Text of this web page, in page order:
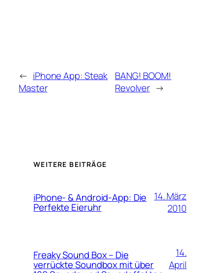
← iPhone App: Steak
Master
BANG! BOOM!
Revolver →
WEITERE BEITRÄGE
iPhone- & Android-App: Die
Perfekte Eieruhr
14. März
2010
Freaky Sound Box – Die
verrückte Soundbox mit über
14.
April